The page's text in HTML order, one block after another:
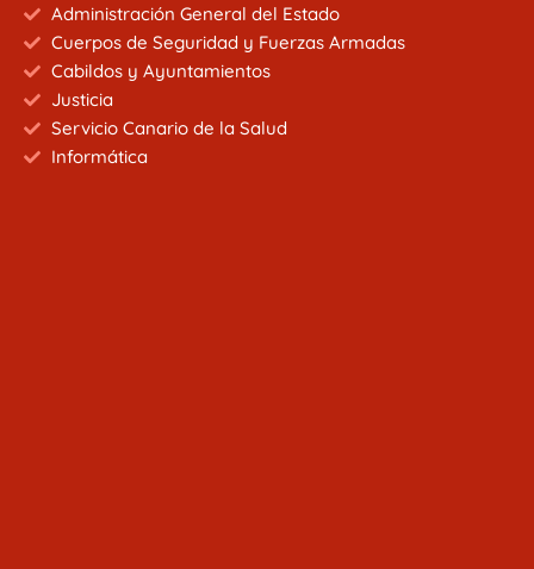
Administración General del Estado
Cuerpos de Seguridad y Fuerzas Armadas
Cabildos y Ayuntamientos
Justicia
Servicio Canario de la Salud
Informática